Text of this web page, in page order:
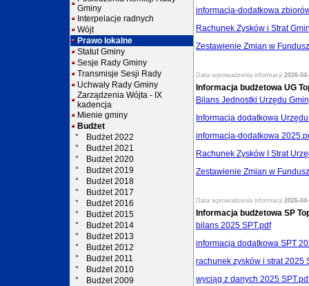
Gminy
Interpelacje radnych
Wójt
Prawo lokalne
Statut Gminy
Sesje Rady Gminy
Transmisje Sesji Rady
Uchwały Rady Gminy
Zarządzenia Wójta - IX
kadencja
Mienie gminy
Budżet
°
Budżet 2022
°
Budżet 2021
°
Budżet 2020
°
Budżet 2019
°
Budżet 2018
°
Budżet 2017
°
Budżet 2016
°
Budżet 2015
°
Budżet 2014
°
Budżet 2013
°
Budżet 2012
°
Budżet 2011
°
Budżet 2010
°
Budżet 2009
informacja-dodatkowa
Rachunek Zysków i Strat
Zestawienie Zmian w
Data wprowadzenia informacji 2026-
Informacja budżetowa UG
Bilans Jednostki Urzędu
Informacja dodatkowa
informacja-dodatkowa
Rachunek Zysków I Strat
Zestawienie Zmian w
Data wprowadzenia informacji 2026-
Informacja budżetowa SP
bilans 2025 SPT.pdf
informacja dodatkowa SPT
rachunek zysków i strat 2025
wyciąg z danych 2025